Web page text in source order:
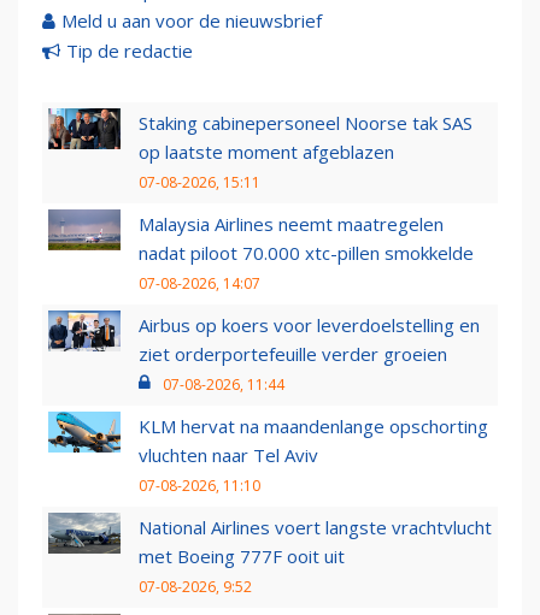
Meld u aan voor de nieuwsbrief
Tip de redactie
Staking cabinepersoneel Noorse tak SAS
op laatste moment afgeblazen
07-08-2026, 15:11
Malaysia Airlines neemt maatregelen
nadat piloot 70.000 xtc-pillen smokkelde
07-08-2026, 14:07
Airbus op koers voor leverdoelstelling en
ziet orderportefeuille verder groeien
07-08-2026, 11:44
KLM hervat na maandenlange opschorting
vluchten naar Tel Aviv
07-08-2026, 11:10
National Airlines voert langste vrachtvlucht
met Boeing 777F ooit uit
07-08-2026, 9:52